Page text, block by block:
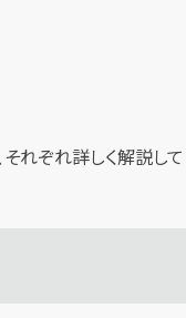
それぞれ詳しく解説して